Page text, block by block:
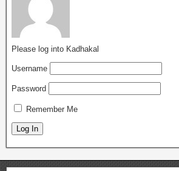
Please log into Kadhakal
Username
Password
Remember Me